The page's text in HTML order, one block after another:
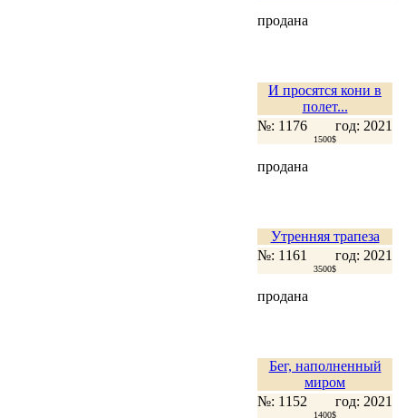
продана
И просятся кони в
полет...
№: 1176
год: 2021
1500$
продана
Утренняя трапеза
№: 1161
год: 2021
3500$
продана
Бег, наполненный
миром
№: 1152
год: 2021
1400$